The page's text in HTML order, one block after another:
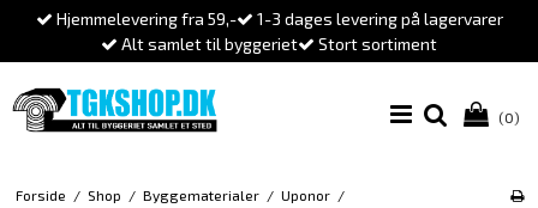
Hjemmelevering fra 59,-
1-3 dages levering på lagervarer
Alt samlet til byggeriet
Stort sortiment
(0)
Forside / Shop / Byggematerialer / Uponor /